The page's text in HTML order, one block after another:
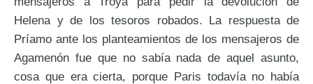
Helena y de los tesoros robados. La respuesta de
Príamo ante los planteamientos de los mensajeros de
Agamenón fue que no sabía nada de aquel asunto,
cosa que era cierta, porque Paris todavía no había